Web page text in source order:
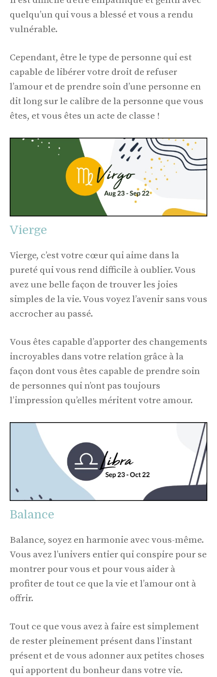
quelqu’un qui vous a blessé et vous a rendu
vulnérable.
Cependant, être le type de personne qui est
capable de libérer votre droit de refuser
l’amour et de prendre soin d’une personne en
dit long sur le calibre de la personne que vous
êtes, et vous êtes un acte de classe !
Vierge
Vierge, c’est votre cœur qui aime dans la
pureté qui vous rend difficile à oublier. Vous
avez une belle façon de trouver les joies
simples de la vie. Vous voyez l’avenir sans vous
accrocher au passé.
Vous êtes capable d’apporter des changements
incroyables dans votre relation grâce à la
façon dont vous êtes capable de prendre soin
de personnes qui n’ont pas toujours
l’impression qu’elles méritent votre amour.
Balance
Balance, soyez en harmonie avec vous-même.
Vous avez l’univers entier qui conspire pour se
montrer pour vous et pour vous aider à
profiter de tout ce que la vie et l’amour ont à
offrir.
Tout ce que vous avez à faire est simplement
de rester pleinement présent dans l’instant
présent et de vous adonner aux petites choses
qui apportent du bonheur dans votre vie.